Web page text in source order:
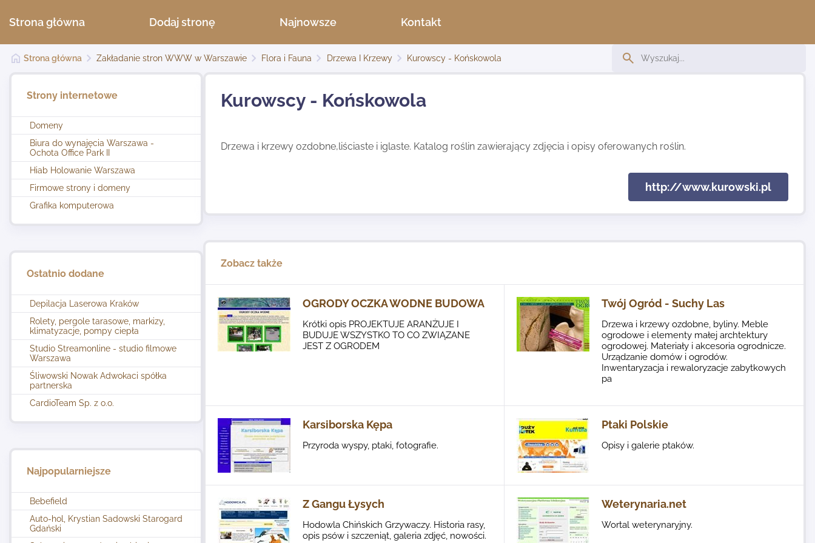
Strona główna Dodaj stronę Najnowsze Kontakt
Strona główna Zakładanie stron WWW w Warszawie Flora i Fauna Drzewa I Krzewy Kurowscy - Końskowola
Strony internetowe
Domeny
Biura do wynajęcia Warszawa -
Ochota Office Park II
Hiab Holowanie Warszawa
Firmowe strony i domeny
Grafika komputerowa
Ostatnio dodane
Depilacja Laserowa Kraków
Rolety, pergole tarasowe, markizy,
klimatyzacje, pompy ciepła
Studio Streamonline - studio filmowe
Warszawa
Śliwowski Nowak Adwokaci spółka
partnerska
CardioTeam Sp. z o.o.
Najpopularniejsze
Bebefield
Auto-hol, Krystian Sadowski Starogard
Gdański
Kurowscy - Końskowola
Drzewa i krzewy ozdobne,liściaste i iglaste. Katalog roślin zawierający zdjęcia i opisy oferowanych roślin.
http://www.kurowski.pl
Zobacz także
OGRODY OCZKA WODNE BUDOWA
Krótki opis PROJEKTUJE ARANŻUJE I
BUDUJE WSZYSTKO TO CO ZWIĄZANE
JEST Z OGRODEM
Twój Ogród - Suchy Las
Drzewa i krzewy ozdobne, byliny. Meble
ogrodowe i elementy małej archtektury
ogrodowej. Materiały i akcesoria ogrodnicze.
Urządzanie domów i ogrodów.
Inwentaryzacja i rewaloryzacje zabytkowych
pa
Karsiborska Kępa
Przyroda wyspy, ptaki, fotografie.
Ptaki Polskie
Opisy i galerie ptaków.
Z Gangu Łysych
Hodowla Chińskich Grzywaczy. Historia rasy,
opis psów i szczeniąt, galeria zdjęć, nowości.
Weterynaria.net
Wortal weterynaryjny.